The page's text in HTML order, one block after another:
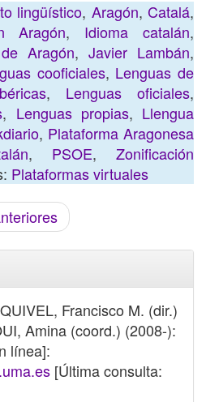
lingüístico, Aragón,Catalá,
Aragón, Idioma catalán,
Aragón, Javier Lambán,
cooficiales, Lenguas de
, Lenguas oficiales,
, Lenguas propias, Llengua
, Plataforma Aragonesa
, PSOE, Zonificación
Plataformas virtuales
Francisco M. (dir.)
Amina (coord.) (2008-):
línea]:
[Última consulta: